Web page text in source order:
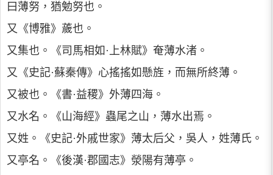
曰薄努，猶勉努也。
又《博雅》薉也。
又集也。《司馬相如·上林賦》奄薄水渚。
又《史記·蘇秦傳》心搖搖如懸旌，而無所終薄。
又被也。《書·益稷》外薄四海。
又水名。《山海經》蟲尾之山，薄水出焉。
又姓。《史記·外戚世家》薄太后父，吳人，姓薄氏。
又亭名。《後漢·郡國志》滎陽有薄亭。